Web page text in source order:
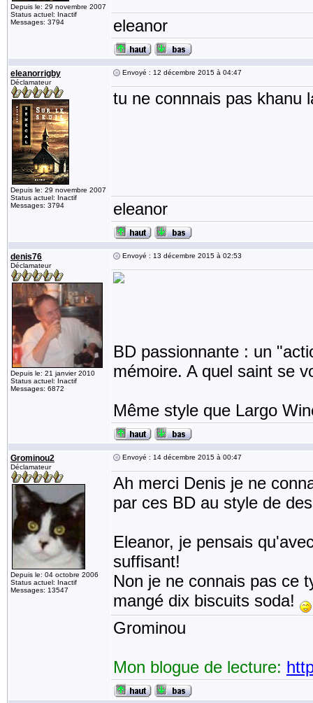
Depuis le: 29 novembre 2007
Status actuel: Inactif
Messages: 3794
eleanor
eleanorrigby
Déclamateur
Depuis le: 29 novembre 2007
Status actuel: Inactif
Messages: 3794
Envoyé : 12 décembre 2015 à 04:47
tu ne connnais pas khanu
eleanor
denis76
Déclamateur
Depuis le: 21 janvier 2010
Status actuel: Inactif
Messages: 6872
Envoyé : 13 décembre 2015 à 02:53
BD passionnante : un
mémoire. A quel saint se
Même style que Largo
Grominou2
Déclamateur
Depuis le: 04 octobre 2006
Status actuel: Inactif
Messages: 13547
Envoyé : 14 décembre 2015 à 00:47
Ah merci Denis je ne
par ces BD au style de
Eleanor, je pensais
suffisant!
Non je ne connais pas ce
mangé dix biscuits soda!
Grominou
Mon blogue de lecture: